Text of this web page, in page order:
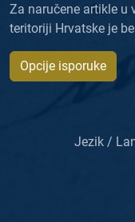
Za naručene artikle u
teritoriji Hrvatske je
Opcije isporuke
Jezik /